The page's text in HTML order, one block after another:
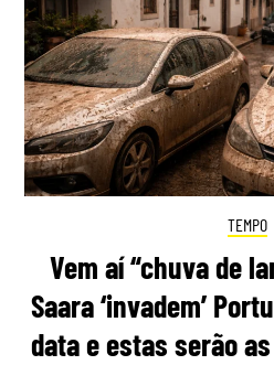
TEMPO
Vem aí “chuva de
Saara ‘invadem’
data e estas serão